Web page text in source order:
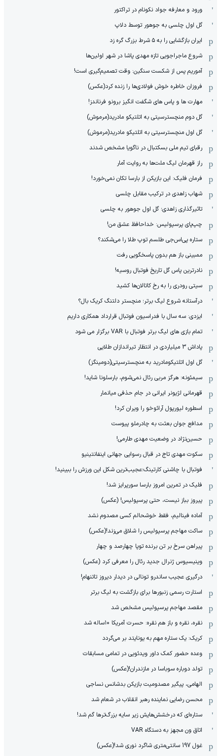
ورود و معارفه جواد نکونام در تراکتور
گل اول چلسی به جوهور توسط دلاپ
ایران بازگشایی را به ۵ شرط بزرگ گره زد
شروع ماجراجویی تازه مهدی پاشا در شهر اولین‌ها
آموریم پس از شکست سنگین: وقت تصمیم‌گیری است!
فروزان خاطره خوش فولادی‌ها را زنده کرد(عکس)
مهارت ها و پاس های شگفت انگیز برونو فرناندز!
گل دوم منچسترسیتی به اتلتیکو مادرید(مرموش)
گل اول منچسترسیتی به اتلتیکو مادرید(مرموش)
رقبای تیم ملی بسکتبال در ناگویا مشخص‌ شدند
راز قهرمان لیگ ملت‌ها به روایت آمار
فرمان فلیک: این بازیکن از بارسا تکان نمی‌خورد!
شهاب زاهدی در ترکیب مقابل چلسی
تاثیرگذاری زاهدی؛ گل اول جوهور به چلسی
چپ‌پای پرسپولیس: خداحافظ عشق من!
ستاره پی‌اس‌جی طلسم توپ طلا را می‌شکند؟
ممبینی باز هم بدون پاسخگویی رفت
نادر‌ترین پاس گل تاریخ فوتبال روسیه!
سیتی رودری را به رخ کاتالان‌ها کشید
درآستانه شروع لیگ برتر؛ منچستر دلتنگ کریک بال؟
ایزدی: سه سال با فدراسیون فوتبال قرارداد همکاری داریم
تمام بازی های لیگ برتر فوتبال با VAR برگزار می شود
پاداش 3 میلیاردی در انتظار تیراندازان طلایی
گل اول اتلتیکومادرید به منچسترسیتی(دومینگز)
سیمئونه: هرگز مربی رئال نمی‌شوم، بارسلونا شاید!
قهرمانی لژیونر ایرانی در جام حذفی میانمار
اسطوره لیورپول آرائوخو را ویران کرد!
مدافع جوان بعثت به چادرملو پیوست
حسین‌نژاد در وضعیت مهدی طارمی!
سکوت مهدی تاج در قبال رسوایی جهانی اینفانتینیو
فوتبال با چاشنی کارتینگ؛عجیب‌ترین شکل این ورزش را ببینید!
فلیک در تمرین امروز بارسا سورپرایز شد!
پیروز بباز نیست، حتی پرسپولیس! (عکس)
آماده فینالیم، فقط خوشحالم کسی مصدوم نشد
ساکت مهاجم پرسپولیس را شلاق می‌زند!(عکس)
پیراهن سرخ بر تن برنده توپا چهارصد و چهار
وینیسیوس ژنرال جدید رئال را معرفی کرد (عکس)
درگیری عجیب ساندرو تونالی در دیدار دیروز تاتنهام!
استارت رسمی زنبورها برای بازگشت به لیگ برتر
مقصد مهاجم پرسپولیس مشخص شد
نقره، نقره و باز هم نقره: حسرت آمریکا ۱۰‌ساله شد
کریک: یک ستاره مهم به یونایتد بر می‌گردد
وعده حضور کمک داور ویدئویی در تمامی مسابقات
تولد دوباره سوباسا در مازندران!(عکس)
الهامی، پیگیر مصدومیت بازیکن بدشانس نساجی
محسن رضایی نماینده رهبر انقلاب در شعام شد
ستاره‌ای که درخشش‌هایش زیر سایه بزرگ‌ترها گم شد!
اتاق ون مجهز به دستگاه VAR
غول 197 سانتی‌متری شاگرد نوری شد!(عکس)